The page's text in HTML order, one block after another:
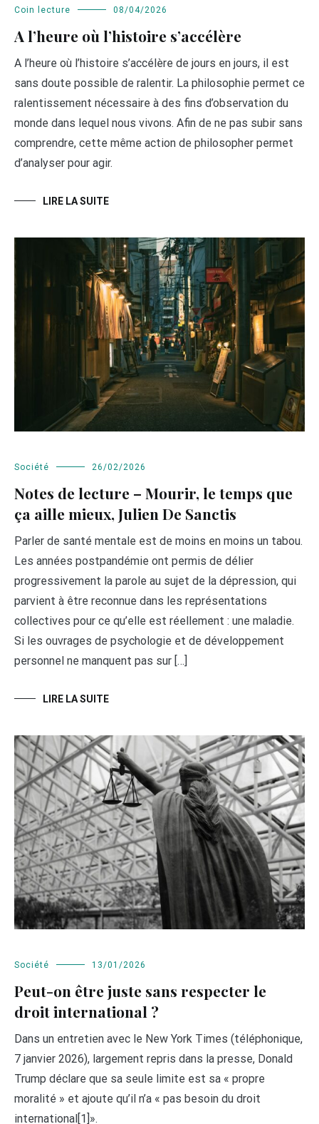
Coin lecture 08/04/2026
A l’heure où l’histoire s’accélère
A l’heure où l’histoire s’accélère de jours en jours, il est
sans doute possible de ralentir. La philosophie permet ce
ralentissement nécessaire à des fins d’observation du
monde dans lequel nous vivons. Afin de ne pas subir sans
comprendre, cette même action de philosopher permet
d’analyser pour agir.
LIRE LA SUITE
Société 26/02/2026
Notes de lecture – Mourir, le temps que
ça aille mieux, Julien De Sanctis
Parler de santé mentale est de moins en moins un tabou.
Les années postpandémie ont permis de délier
progressivement la parole au sujet de la dépression, qui
parvient à être reconnue dans les représentations
collectives pour ce qu’elle est réellement : une maladie.
Si les ouvrages de psychologie et de développement
personnel ne manquent pas sur […]
LIRE LA SUITE
Société 13/01/2026
Peut-on être juste sans respecter le
droit international ?
Dans un entretien avec le New York Times (téléphonique,
7 janvier 2026), largement repris dans la presse, Donald
Trump déclare que sa seule limite est sa « propre
moralité » et ajoute qu’il n’a « pas besoin du droit
international[1]».